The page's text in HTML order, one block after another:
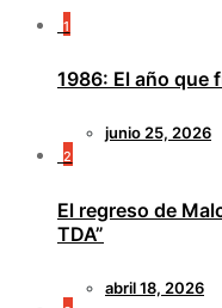
1
1986: El año que
junio 25, 2026
2
El regreso de
TDA”
abril 18, 2026